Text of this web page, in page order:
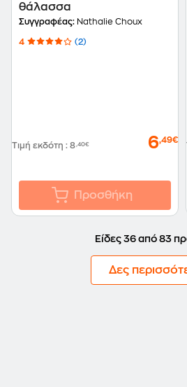
θάλασσα
Συγγραφέας: Nathalie Choux
4 (2)
Τιμή εκδότη : 8,40€ 6,49€
Προσθήκη
Είδες 36 από 83
Δες